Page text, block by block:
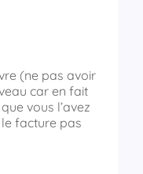
(ne pas avoir
car en fait
vous l’avez
facture pas